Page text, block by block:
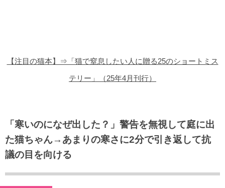
【注目の猫本】⇒「猫で窒息したい人に贈る25のショートミス
テリー」（25年4月刊行）
「寒いのになぜ出した？」警告を無視して庭に出
た猫ちゃん→あまりの寒さに2分で引き返して抗
議の目を向ける
猫のゲーム・アプリ
猫のフリー写真素材